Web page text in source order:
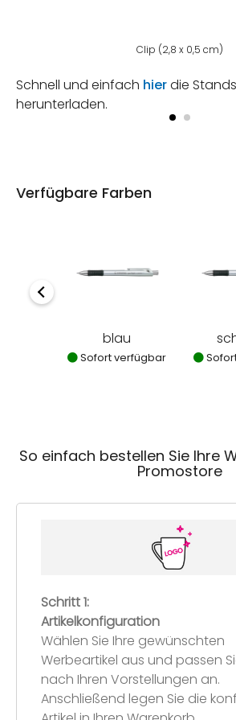
Clip (2,8 x 0,5 cm)
Schnell und einfach hierdie
herunterladen.
Verfügbare Farben
blau
Sofort verfügbar
So einfach bestellen Sie Ihre
Promostore
Schritt 1:
Artikelkonfiguration
Wählen Sie Ihre gewünschten
Werbeartikel aus und passen
nach Ihren Vorstellungen an.
Anschließend legen Sie die